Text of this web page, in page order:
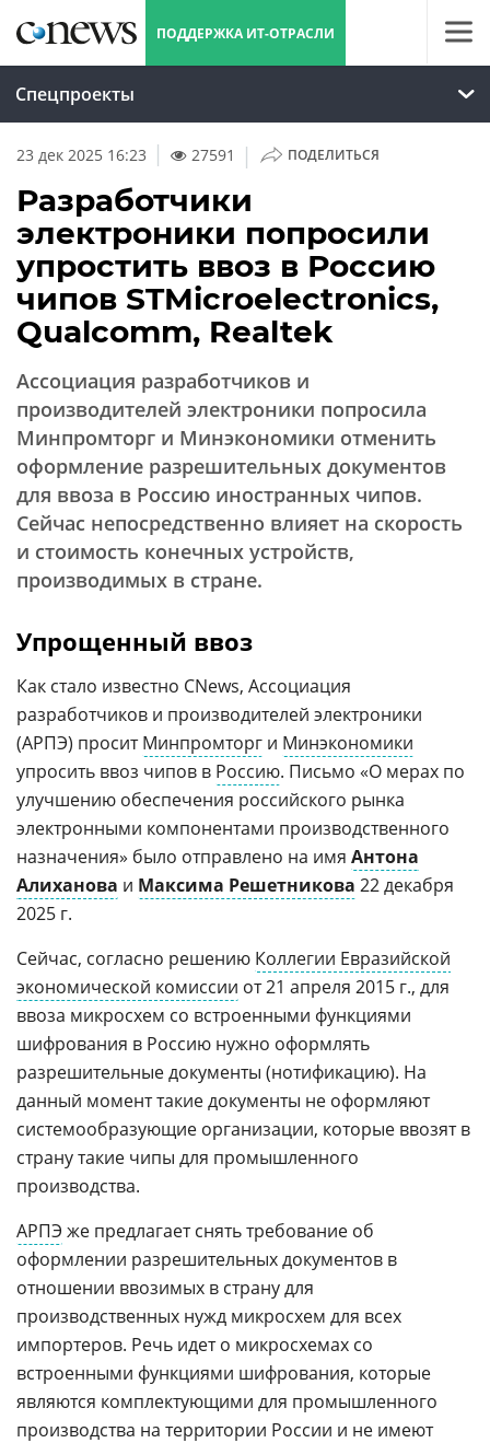
ПОДДЕРЖКА ИТ-ОТРАСЛИ
Спецпроекты
23 дек 2025 16:23 27591 | ПОДЕЛИТЬСЯ
Разработчики
электроники попросили
упростить ввоз в Россию
чипов STMicroelectronics,
Qualcomm, Realtek
Ассоциация разработчиков и
производителей электроники попросила
Минпромторг и Минэкономики отменить
оформление разрешительных документов
для ввоза в Россию иностранных чипов.
Сейчас непосредственно влияет на скорость
и стоимость конечных устройств,
производимых в стране.
Упрощенный ввоз
Как стало известно CNews, Ассоциация
разработчиков и производителей электроники
(АРПЭ) проситМинпромторг и Минэкономики
упросить ввоз чипов в Россию. Письмо «О мерах по
улучшению обеспечения российского рынка
электронными компонентами производственного
назначения» было отправлено на имя Антона
Алиханова и Максима Решетникова 22 декабря
2025 г.
Сейчас, согласно решению Коллегии Евразийской
экономической комиссии от 21 апреля 2015 г., для
ввоза микросхем со встроенными функциями
шифрования в Россию нужно оформлять
разрешительные документы (нотификацию). На
данный момент такие документы не оформляют
системообразующие организации, которые ввозят в
страну такие чипы для промышленного
производства.
АРПЭ же предлагает снять требование об
оформлении разрешительных документов в
отношении ввозимых в страну для
производственных нужд микросхем для всех
импортеров. Речь идет о микросхемах со
встроенными функциями шифрования, которые
являются комплектующими для промышленного
производства на территории России и не имеют